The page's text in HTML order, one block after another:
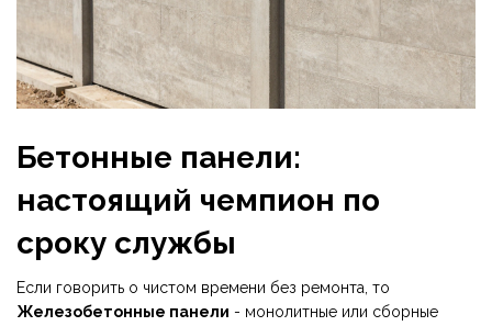
Бетонные панели:
настоящий чемпион по
сроку службы
Если говорить о чистом времени без ремонта, то
Железобетонные панели - монолитные или сборные